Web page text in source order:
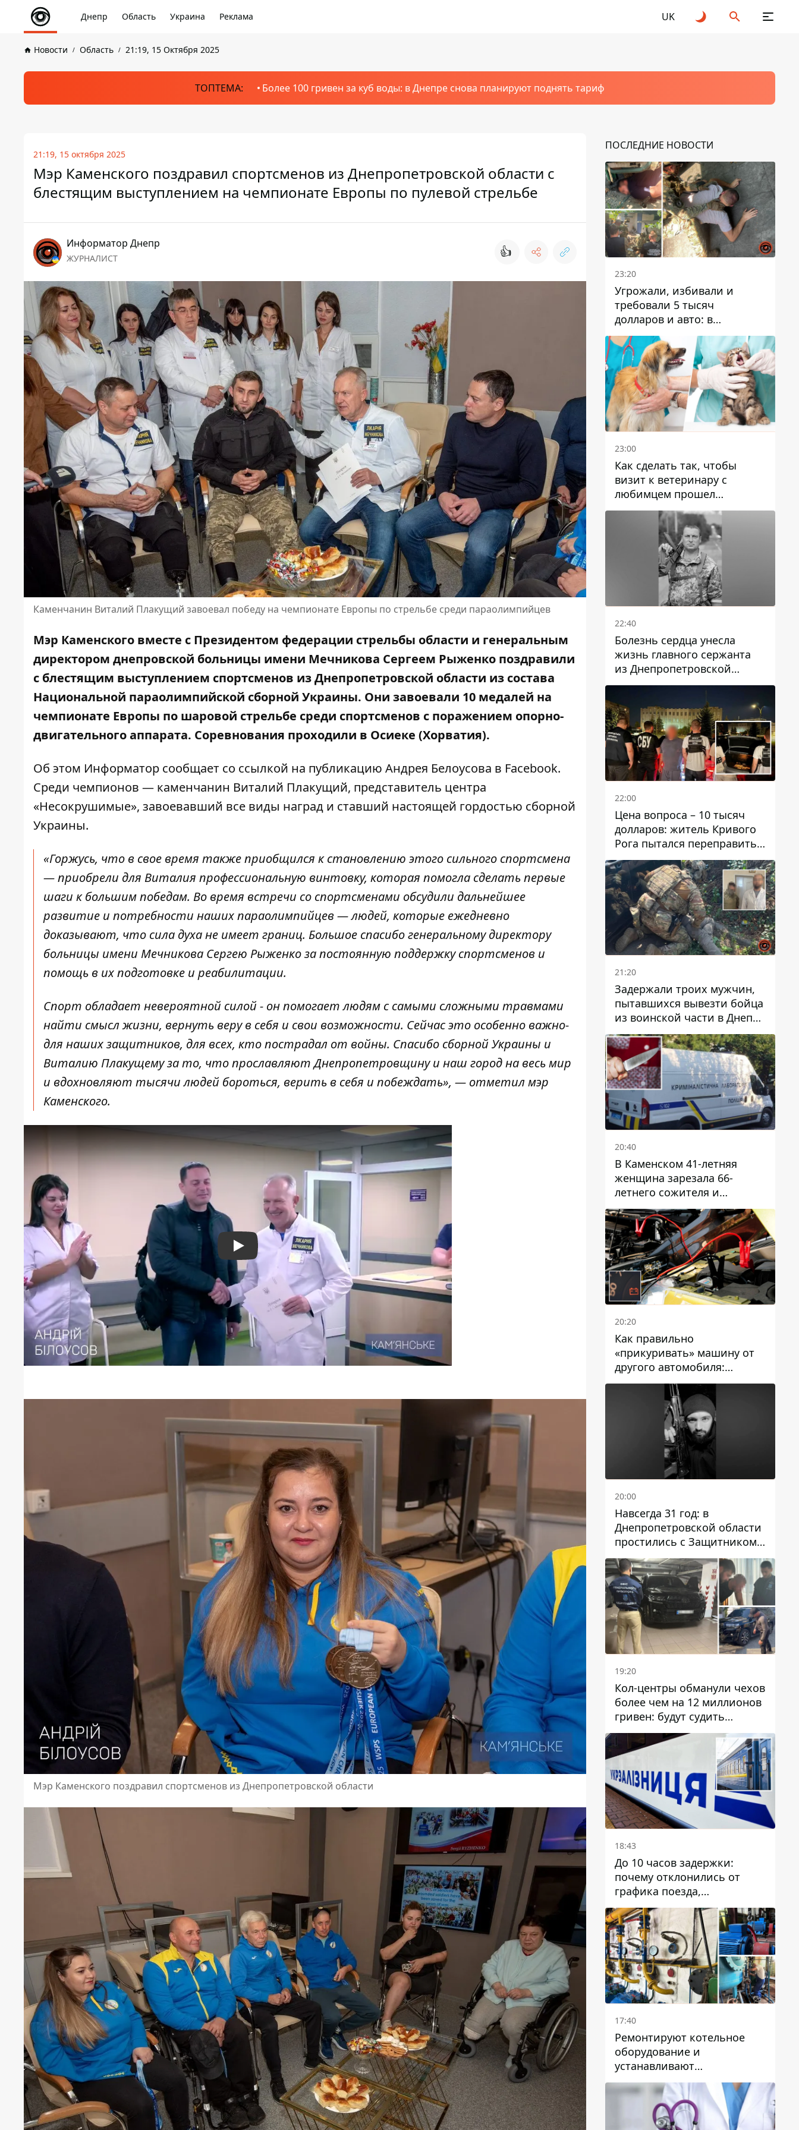
Днепр Область Украина Реклама UK
Новости Область 21:19, 15 Октября 2025
ТОПТЕМА: Более 100 гривен за куб воды: в Днепре снова планируют поднять тариф
21:19, 15 октября 2025
Мэр Каменского поздравил спортсменов из Днепропетровской области с
блестящим выступлением на чемпионате Европы по пулевой стрельбе
Информатор Днепр
ЖУРНАЛИСТ 👍
Каменчанин Виталий Плакущий завоевал победу на чемпионате Европы по стрельбе среди параолимпийцев
Мэр Каменского вместе с Президентом федерации стрельбы области и генеральным
директором днепровской больницы имени Мечникова Сергеем Рыженко поздравили
с блестящим выступлением спортсменов из Днепропетровской области из состава
Национальной параолимпийской сборной Украины. Они завоевали 10 медалей на
чемпионате Европы по шаровой стрельбе среди спортсменов с поражением опорно-
двигательного аппарата. Соревнования проходили в Осиеке (Хорватия).
Об этом Информатор сообщает со ссылкой на публикацию Андрея Белоусова в Facebook.
Среди чемпионов — каменчанин Виталий Плакущий, представитель центра
«Несокрушимые», завоевавший все виды наград и ставший настоящей гордостью сборной
Украины.
«Горжусь, что в свое время также приобщился к становлению этого сильного спортсмена
— приобрели для Виталия профессиональную винтовку, которая помогла сделать первые
шаги к большим победам. Во время встречи со спортсменами обсудили дальнейшее
развитие и потребности наших параолимпийцев — людей, которые ежедневно
доказывают, что сила духа не имеет границ. Большое спасибо генеральному директору
больницы имени Мечникова Сергею Рыженко за постоянную поддержку спортсменов и
помощь в их подготовке и реабилитации.
Спорт обладает невероятной силой - он помогает людям с самыми сложными травмами
найти смысл жизни, вернуть веру в себя и свои возможности. Сейчас это особенно важно-
для наших защитников, для всех, кто пострадал от войны. Спасибо сборной Украины и
Виталию Плакущему за то, что прославляют Днепропетровщину и наш город на весь мир
и вдохновляют тысячи людей бороться, верить в себя и побеждать», — отметил мэр
Каменского.
Play
Мэр Каменского поздравил спортсменов из Днепропетровской области
ПОСЛЕДНИЕ НОВОСТИ
23:20
Угрожали, избивали и
требовали 5 тысяч
долларов и авто: в
Павлограде задержали двух
мужчин
23:00
Как сделать так, чтобы
визит к ветеринару с
любимцем прошел
спокойно: простые советы
22:40
Болезнь сердца унесла
жизнь главного сержанта
из Днепропетровской
области Юрия Свистуна
22:00
Цена вопроса – 10 тысяч
долларов: житель Кривого
Рога пытался переправить
мужчину в Словакию
21:20
Задержали троих мужчин,
пытавшихся вывезти бойца
из воинской части в Днепр
за 7 тысяч долларов: среди
них был врач
20:40
В Каменском 41-летняя
женщина зарезала 66-
летнего сожителя и
пыталась обмануть
полицейских
20:20
Как правильно
«прикуривать» машину от
другого автомобиля:
инструкция для водителей
20:00
Навсегда 31 год: в
Днепропетровской области
простились с Защитником
Александром Репиным
19:20
Кол-центры обманули чехов
более чем на 12 миллионов
гривен: будут судить
днепрянина,
организовавшего
транснациональную
преступную организацию
18:43
До 10 часов задержки:
почему отклонились от
графика поезда,
курсирующие через Днепр
и область
17:40
Ремонтируют котельное
оборудование и
устанавливают
генераторные установки:
как в Днепре готовятся к
отопительному сезону